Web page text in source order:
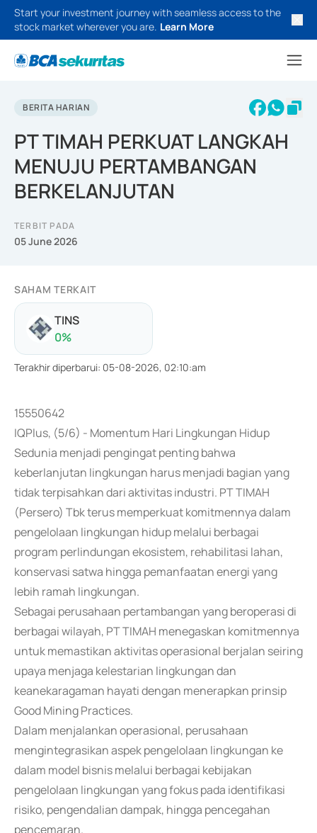
Start your investment journey with seamless access to the
stock market wherever you are. Learn More
BERITA HARIAN
PT TIMAH PERKUAT LANGKAH
MENUJU PERTAMBANGAN
BERKELANJUTAN
TERBIT PADA
05 June 2026
SAHAM TERKAIT
TINS
0%
Terakhir diperbarui: 05-08-2026, 02:10:am
15550642
IQPlus, (5/6) - Momentum Hari Lingkungan Hidup
Sedunia menjadi pengingat penting bahwa
keberlanjutan lingkungan harus menjadi bagian yang
tidak terpisahkan dari aktivitas industri. PT TIMAH
(Persero) Tbk terus memperkuat komitmennya dalam
pengelolaan lingkungan hidup melalui berbagai
program perlindungan ekosistem, rehabilitasi lahan,
konservasi satwa hingga pemanfaatan energi yang
lebih ramah lingkungan.
Sebagai perusahaan pertambangan yang beroperasi di
berbagai wilayah, PT TIMAH menegaskan komitmennya
untuk memastikan aktivitas operasional berjalan seiring
upaya menjaga kelestarian lingkungan dan
keanekaragaman hayati dengan menerapkan prinsip
Good Mining Practices.
Dalam menjalankan operasional, perusahaan
mengintegrasikan aspek pengelolaan lingkungan ke
dalam model bisnis melalui berbagai kebijakan
pengelolaan lingkungan yang fokus pada identifikasi
risiko, pengendalian dampak, hingga pencegahan
pencemaran.